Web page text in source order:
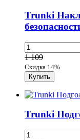
Trunki
1 109
Скидка 14%
Trunki